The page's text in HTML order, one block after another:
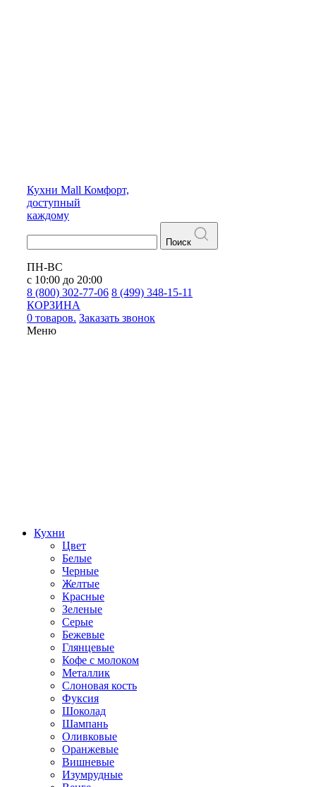
Кухни Mall Комфорт,
доступный
каждому
Поиск
ПН-ВС
с 10:00 до 20:00
8 (800) 302-77-06 8 (499) 348-15-11
КОРЗИНА
0 товаров. Заказать звонок
Меню
Кухни
Цвет
Белые
Черные
Желтые
Красные
Зеленые
Серые
Бежевые
Глянцевые
Кофе с молоком
Металлик
Слоновая кость
Фуксия
Шоколад
Шампань
Оливковые
Оранжевые
Вишневые
Изумрудные